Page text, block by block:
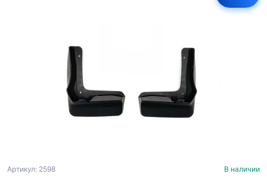
Артикул: 2598 В наличии